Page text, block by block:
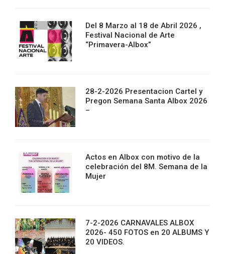
Del 8 Marzo al 18 de Abril 2026 ,
Festival Nacional de Arte
“Primavera-Albox”
28-2-2026 Presentacion Cartel y
Pregon Semana Santa Albox 2026
–
Actos en Albox con motivo de la
celebración del 8M. Semana de la
Mujer
7-2-2026 CARNAVALES ALBOX
2026- 450 FOTOS en 20 ALBUMS Y
20 VIDEOS.